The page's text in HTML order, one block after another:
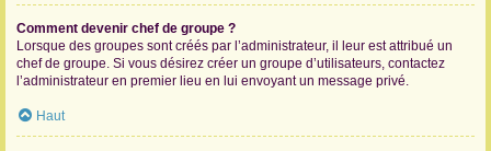
Comment devenir chef de groupe ?
Lorsque des groupes sont créés par l’administrateur, il leur est attribué un
chef de groupe. Si vous désirez créer un groupe d’utilisateurs, contactez
l’administrateur en premier lieu en lui envoyant un message privé.
Haut